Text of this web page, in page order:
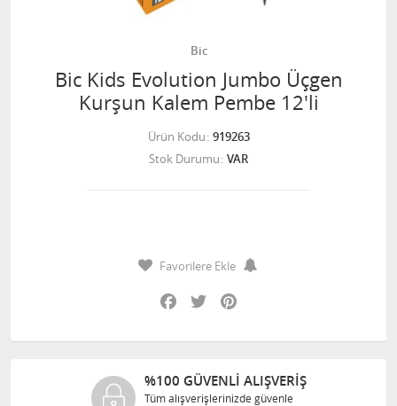
Bic
Bic Kids Evolution Jumbo Üçgen
Kurşun Kalem Pembe 12'li
Ürün Kodu 919263
Stok Durumu VAR
Favorilere Ekle
Facebook
Twitter
%100 GÜVENLİ ALIŞVERİŞ
Tüm alışverişlerinizde güvenle